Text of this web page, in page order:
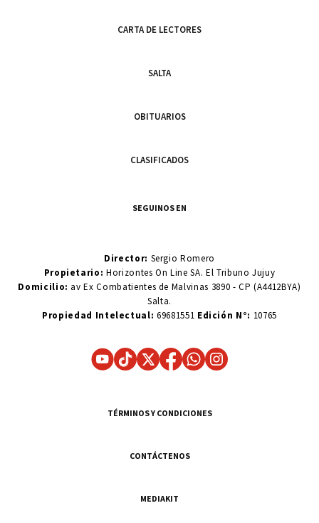
CARTA DE LECTORES
SALTA
OBITUARIOS
CLASIFICADOS
SEGUINOS EN
Director: Sergio Romero
Propietario:Horizontes On Line SA. El Tribuno Jujuy
Domicilio: av Ex Combatientes de Malvinas 3890 - CP (A4412BYA)
Salta.
Propiedad Intelectual: 69681551 Edición N°: 10765
TÉRMINOS Y CONDICIONES
CONTÁCTENOS
MEDIAKIT